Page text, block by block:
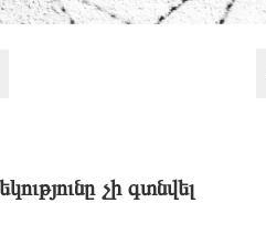
չի գտնվել